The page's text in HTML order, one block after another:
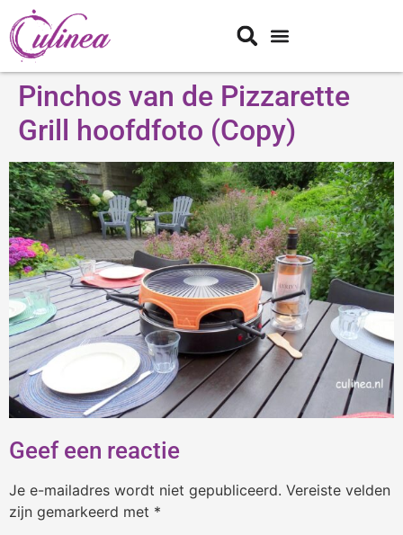
Pinchos van de Pizzarette
Grill hoofdfoto (Copy)
Geef een reactie
Je e-mailadres wordt niet gepubliceerd. Vereiste velden
zijn gemarkeerd met *